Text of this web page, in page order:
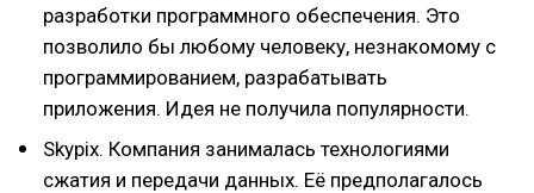
разработки программного обеспечения. Это
позволило бы любому человеку, незнакомому с
программированием, разрабатывать
приложения. Идея не получила популярности.
Skypix. Компания занималась технологиями
сжатия и передачи данных. Её предполагалось